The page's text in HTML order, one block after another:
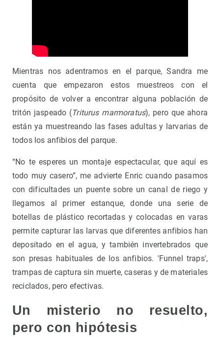
Mientras nos adentramos en el parque, Sandra me
cuenta que empezaron estos muestreos con el
propósito de volver a encontrar alguna población de
tritón jaspeado (Triturus marmoratus), pero que ahora
están ya muestreando las fases adultas y larvarias de
todos los anfibios del parque.
“No te esperes un montaje espectacular, que aquí es
todo muy casero”, me advierte Enric cuando pasamos
con dificultades un puente sobre un canal de riego y
llegamos al primer estanque, donde una serie de
botellas de plástico recortadas y colocadas en varas
permite capturar las larvas que diferentes anfibios han
depositado en el agua, y también invertebrados que
son presas habituales de los anfibios. 'Funnel traps',
trampas de captura sin muerte, caseras y de materiales
reciclados, pero efectivas.
Un misterio no resuelto,
pero con hipótesis